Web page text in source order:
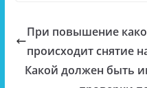
При повышение
происходит снятие
Какой должен быть